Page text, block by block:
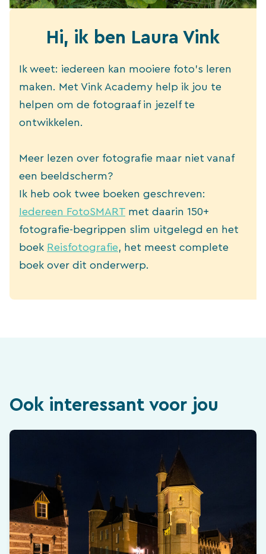
Hi, ik ben Laura Vink
Ik weet: iedereen kan mooiere foto’s leren
maken. Met Vink Academy help ik jou te
helpen om de fotograaf in jezelf te
ontwikkelen.
Meer lezen over fotografie maar niet vanaf
een beeldscherm?
Ik heb ook twee boeken geschreven:
Iedereen FotoSMART met daarin 150+
fotografie-begrippen slim uitgelegd en het
boek Reisfotografie , het meest complete
boek over dit onderwerp.
Ook interessant voor jou